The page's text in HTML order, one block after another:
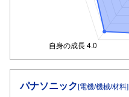
パナソニック[電機/機械/材料]